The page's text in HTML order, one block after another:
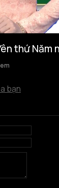
thứ Năm
bạn